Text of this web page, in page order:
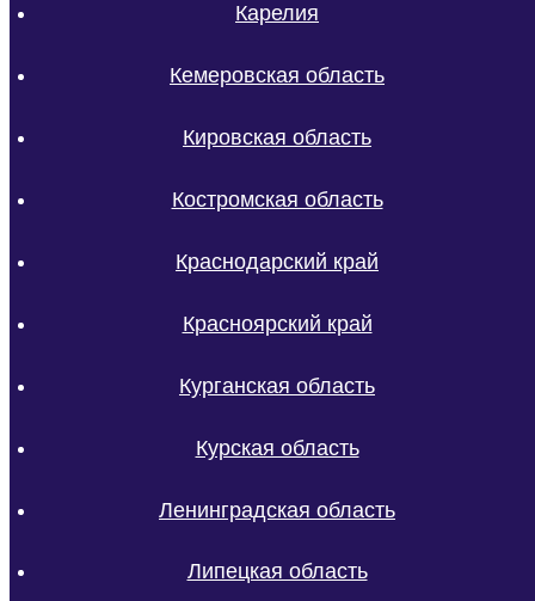
Карелия
Кемеровская область
Кировская область
Костромская область
Краснодарский край
Красноярский край
Курганская область
Курская область
Ленинградская область
Липецкая область